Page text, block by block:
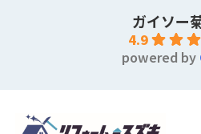
ガイソー
4.9
powered by